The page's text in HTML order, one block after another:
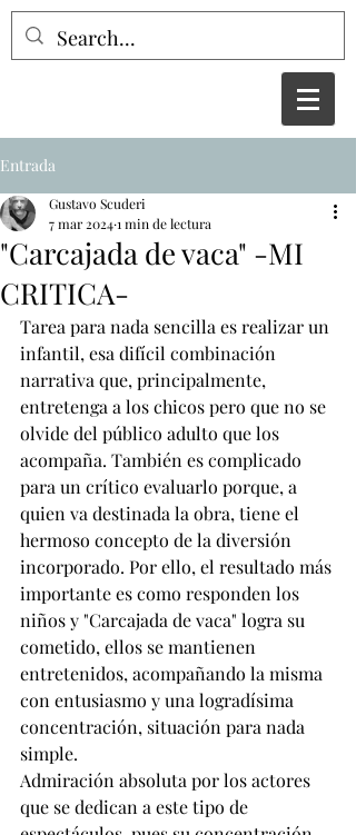
Entrada
"Carcajada de vaca" -MI
CRITICA-
Gustavo Scuderi
7 mar 20241 min de lectura
Tarea para nada sencilla es realizar un
infantil, esa difícil combinación
narrativa que, principalmente,
entretenga a los chicos pero que no se
olvide del público adulto que los
acompaña. También es complicado
para un crítico evaluarlo porque, a
quien va destinada la obra, tiene el
hermoso concepto de la diversión
incorporado. Por ello, el resultado más
importante es como responden los
niños y "Carcajada de vaca" logra su
cometido, ellos se mantienen
entretenidos, acompañando la misma
con entusiasmo y una logradísima
concentración, situación para nada
simple.
Admiración absoluta por los actores
que se dedican a este tipo de